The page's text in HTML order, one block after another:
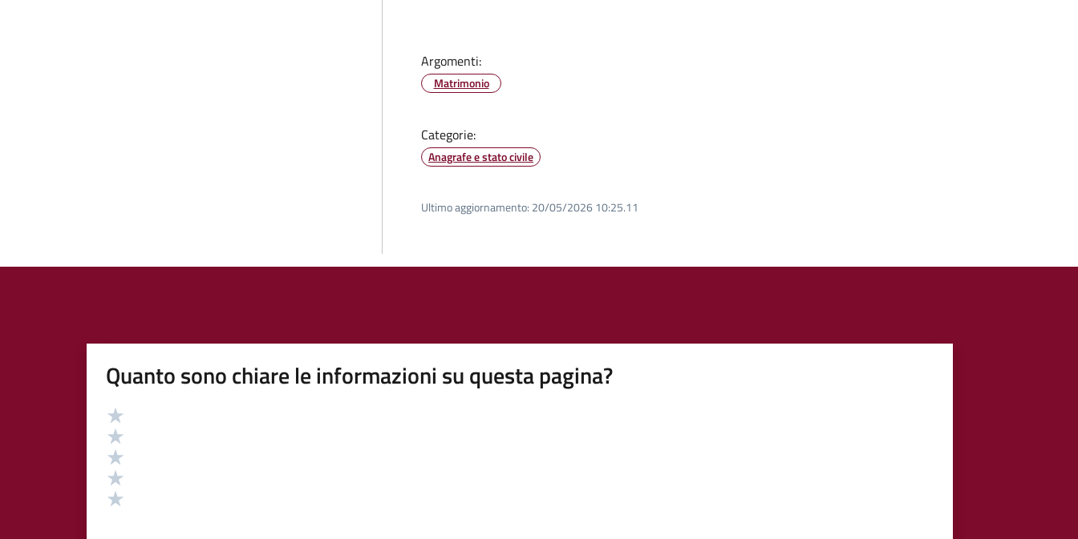
Argomenti:
Matrimonio
Categorie:
Anagrafe e stato civile
Ultimo aggiornamento: 20/05/2026 10:25.11
Quanto sono chiare le informazioni su questa pagina?
Valutazione